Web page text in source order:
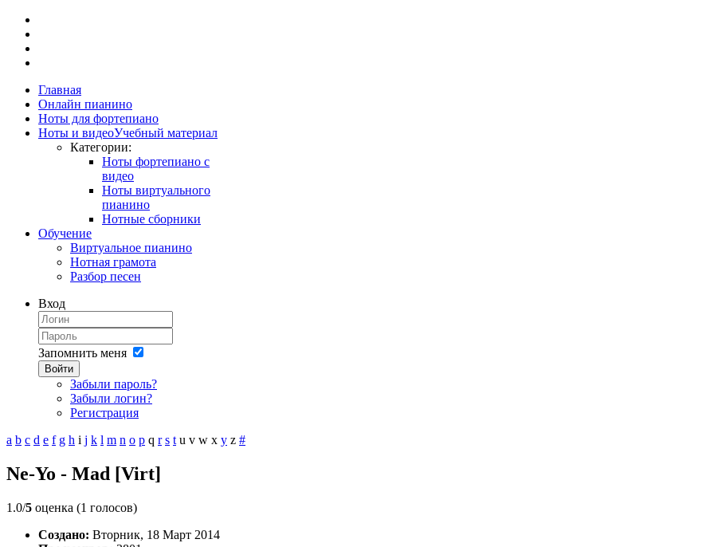
Главная
Онлайн пианино
Ноты для фортепиано
Ноты и видеоУчебный материал
Категории:
Ноты фортепиано с
видео
Ноты виртуального
пианино
Нотные сборники
Обучение
Виртуальное пианино
Нотная грамота
Разбор песен
Вход
Запомнить меня
Войти
Забыли пароль?
Забыли логин?
Регистрация
a b c d e f g h i j k l m n o p q r s t u v w x y z #
Ne-Yo - Mad [Virt]
1.0/5 оценка (1 голосов)
Создано: Вторник, 18 Март 2014